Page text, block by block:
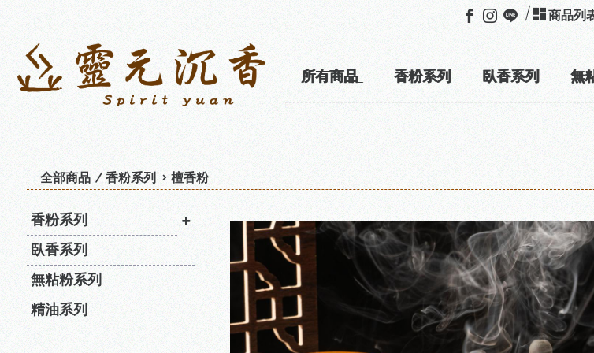
商品列
所有商品 香粉系列 臥香系列 無
全部商品 香粉系列 檀香粉
香粉系列
臥香系列
無粘粉系列
精油系列